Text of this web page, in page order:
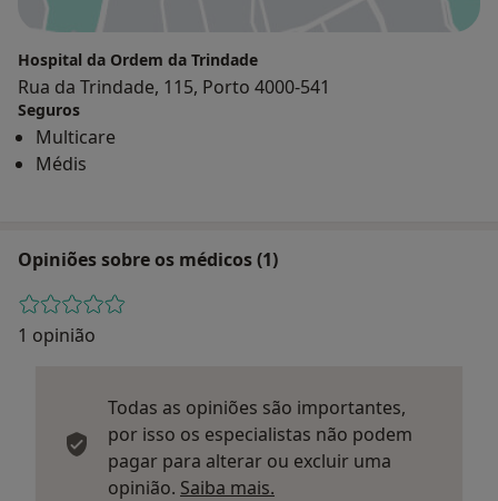
Hospital da Ordem da Trindade
Rua da Trindade, 115, Porto 4000-541
Seguros
Multicare
Médis
Opiniões sobre os médicos (1)
1 opinião
Todas as opiniões são importantes,
por isso os especialistas não podem
pagar para alterar ou excluir uma
opinião. Saiba mais.